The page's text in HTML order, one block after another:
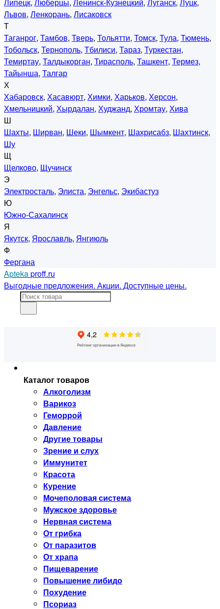
Львов, Ленкорань, Лисаковск
Т
Таганрог, Тамбов, Тверь, Тольятти, Томск, Тула, Тюмень,
Тобольск, Тернополь, Тбилиси, Тараз, Туркестан,
Темиртау, Талдыкорган, Тирасполь, Ташкент, Термез,
Тайынша, Талгар
Х
Хабаровск, Хасавюрт, Химки, Харьков, Херсон,
Хмельницкий, Хырдалан, Худжанд, Хромтау, Хива
Ш
Шахты, Ширван, Шеки, Шымкент, Шахрисабз, Шахтинск,
Шу
Щ
Щелково, Щучинск
Э
Электросталь, Элиста, Энгельс, Экибастуз
Ю
Южно-Сахалинск
Я
Якутск, Ярославль, Янгиюль
Ф
Фергана
Aptekaproff.ru
Выгодные предложения. Акции. Доступные цены.
Каталог товаров
Алкоголизм
Варикоз
Геморрой
Давление
Другие товары
Зрение и слух
Иммунитет
Красота
Курение
Мочеполовая система
Мужское здоровье
Нервная система
От грибка
От паразитов
От храпа
Пищеварение
Повышение либидо
Похудение
Псориаз